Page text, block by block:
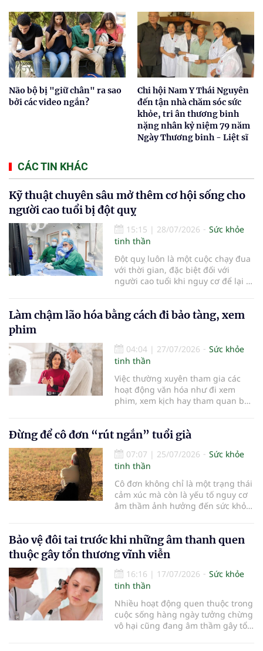
Não bộ bị "giữ chân" ra sao
bởi các video ngắn?
Chi hội Nam Y Thái Nguyên
đến tận nhà chăm sóc sức
khỏe, tri ân thương binh
nặng nhân kỷ niệm 79 năm
Ngày Thương binh - Liệt sĩ
CÁC TIN KHÁC
Kỹ thuật chuyên sâu mở thêm cơ hội sống cho
người cao tuổi bị đột quỵ
15:15 | 28/07/2026
Sức khỏe
tinh thần
Đột quỵ luôn là một cuộc chạy đua
với thời gian, đặc biệt đối với
người cao tuổi khi nguy cơ để lại di
cấp cứu kịp thời. Mỗi phút trôi qua
thể phục hồi. Vì vậy, việc rút ngắn
thời gian cấp cứu, tái thông mạch
ý nghĩa quyết định đến khả năng
sống còn cũng như chất lượng
cuộc sống sau điều trị.
Làm chậm lão hóa bằng cách đi bảo tàng, xem
phim
04:04 | 27/07/2026
Sức khỏe
tinh thần
Việc thường xuyên tham gia các
hoạt động văn hóa như đi xem
phim, xem kịch hay tham quan bảo
cải thiện sức khỏe tinh thần và
người cao tuổi…
Đừng để cô đơn “rút ngắn” tuổi già
07:07 | 25/07/2026
Sức khỏe
tinh thần
Cô đơn không chỉ là một trạng thái
cảm xúc mà còn là yếu tố nguy cơ
âm thầm ảnh hưởng đến sức khỏe
hay kiểm soát bệnh mạn tính; duy
trì sự gắn kết với gia đình và cộng
đồng cũng là một “liều thuốc”
quan trọng giúp sống thọ.
Bảo vệ đôi tai trước khi những âm thanh quen
thuộc gây tổn thương vĩnh viễn
16:16 | 17/07/2026
Sức khỏe
tinh thần
Nhiều hoạt động quen thuộc trong
cuộc sống hàng ngày tưởng chừng
vô hại cũng đang âm thầm gây tổn